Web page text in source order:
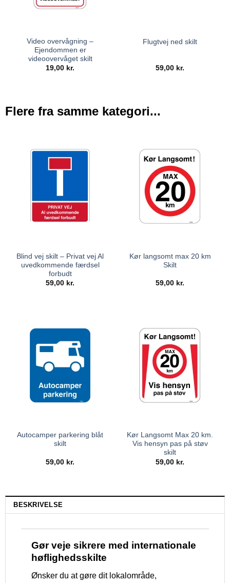
Video overvågning –
Ejendommen er
videoovervåget skilt
19,00 kr.
Flugtvej ned skilt
59,00 kr.
Flere fra samme kategori...
Blind vej skilt – Privat vej Al
uvedkommende færdsel
forbudt
59,00 kr.
Kør langsomt max 20 km
Skilt
59,00 kr.
Autocamper parkering blåt
skilt
59,00 kr.
Kør Langsomt Max 20 km.
Vis hensyn pas på støv
skilt
59,00 kr.
BESKRIVELSE
Gør veje sikrere med internationale
høflighedsskilte
Ønsker du at gøre dit lokalområde,